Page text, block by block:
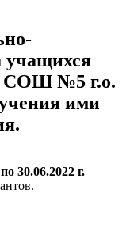
учащихся
СОШ №5 г.о.
ими
30.06.2022 г.